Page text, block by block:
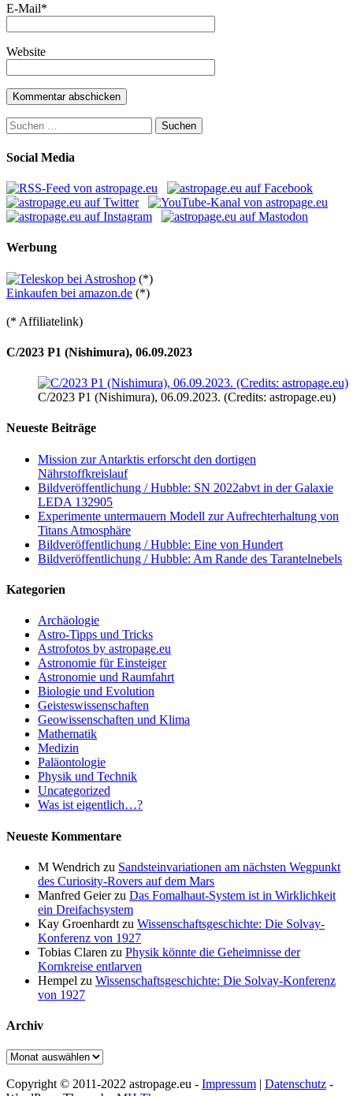
E-Mail*
Website
Suchen
nach:
Social Media
Werbung
(*)
Einkaufen bei amazon.de (*)
(* Affiliatelink)
C/2023 P1 (Nishimura), 06.09.2023
C/2023 P1 (Nishimura), 06.09.2023. (Credits: astropage.eu)
Neueste Beiträge
Mission zur Antarktis erforscht den dortigen
Nährstoffkreislauf
Bildveröffentlichung / Hubble: SN 2022abvt in der Galaxie
LEDA 132905
Experimente untermauern Modell zur Aufrechterhaltung von
Titans Atmosphäre
Bildveröffentlichung / Hubble: Eine von Hundert
Bildveröffentlichung / Hubble: Am Rande des Tarantelnebels
Kategorien
Archäologie
Astro-Tipps und Tricks
Astrofotos by astropage.eu
Astronomie für Einsteiger
Astronomie und Raumfahrt
Biologie und Evolution
Geisteswissenschaften
Geowissenschaften und Klima
Mathematik
Medizin
Paläontologie
Physik und Technik
Uncategorized
Was ist eigentlich…?
Neueste Kommentare
M Wendrich zu Sandsteinvariationen am nächsten Wegpunkt
des Curiosity-Rovers auf dem Mars
Manfred Geierzu Das Fomalhaut-System ist in Wirklichkeit
ein Dreifachsystem
Kay Groenhardt zu Wissenschaftsgeschichte: Die Solvay-
Konferenz von 1927
Tobias Claren zu Physik könnte die Geheimnisse der
Kornkreise entlarven
Hempel zu Wissenschaftsgeschichte: Die Solvay-Konferenz
von 1927
Archiv
Archiv
Copyright © 2011-2022 astropage.eu - Impressum | Datenschutz -